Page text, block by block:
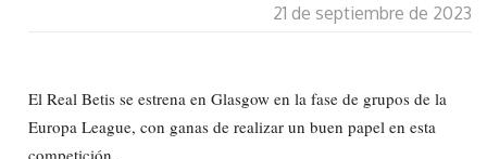
21 de septiembre de 2023
El Real Betis se estrena en Glasgow en la fase de grupos de la
Europa League, con ganas de realizar un buen papel en esta
competición.